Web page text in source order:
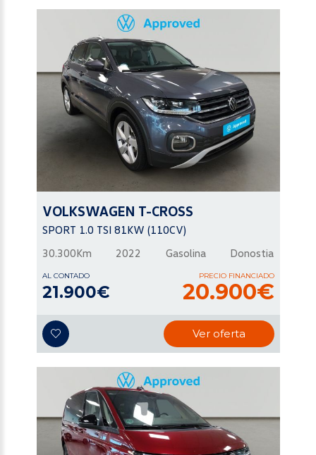
VOLKSWAGEN T-CROSS
SPORT 1.0 TSI 81KW (110CV)
30.300Km
2022 Gasolina Donostia
AL CONTADO
21.900€
PRECIO FINANCIADO
20.900€
Ver oferta